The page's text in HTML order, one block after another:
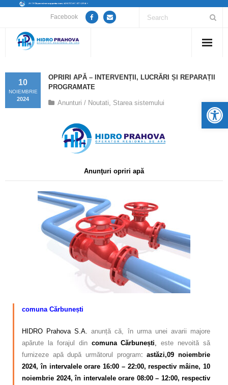
Facebook
Despre noi
Informații de interes public
Calitatea apei
OPRIRI APĂ – INTERVENȚII, LUCRĂRI ȘI REPARAȚII
PROGRAMATE
10
NOIEMBRIE
2024 Anunturi / Noutati, Starea sistemului
Anunţuri opriri apă
comuna Cărbunești
HIDRO Prahova S.A.
anunță că, în urma unei avarii majore
apărute la forajul din comuna Cărbunești
este nevoită să
furnizeze apă după următorul program:astăzi,09 noiembrie
2024, în intervalele orare 16:00 – 22:00, respectiv mâine, 10
noiembrie 2024, în intervalele orare 08:00 – 12:00, respectiv